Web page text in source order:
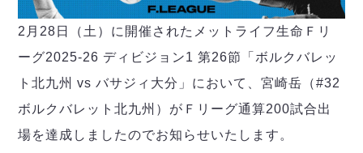
メットライフ生命Ｆリーグカップ 2026
試合日程・結果
大会概要
アリーナ情報
チケット情報
リガーレヴィア葛飾
Y．S．C．C．横浜
ヴィンセドール白山
アグレミーナ浜松
デウソン神戸
ミラクルスマイル新居浜
記念ゴール
ハットトリック
担当審判員
選手の通算記録（Ｆ１）
エスポラーダ北海道
DIVISION02
2月28日（土）に開催されたメットライフ生命Ｆリ
ーグ2025-26 ディビジョン1 第26節「ボルクバレッ
ト北九州 vs バサジィ大分」において、宮崎岳（#32
ボルクバレット北九州）がＦリーグ通算200試合出
場を達成しましたのでお知らせいたします。